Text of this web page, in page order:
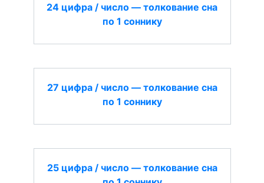
24 цифра / число — толкование сна
по 1 соннику
27 цифра / число — толкование сна
по 1 соннику
25 цифра / число — толкование сна